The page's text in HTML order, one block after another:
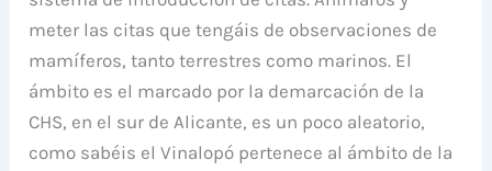
meter las citas que tengáis de observaciones de
mamíferos, tanto terrestres como marinos. El
ámbito es el marcado por la demarcación de la
CHS, en el sur de Alicante, es un poco aleatorio,
como sabéis el Vinalopó pertenece al ámbito de la